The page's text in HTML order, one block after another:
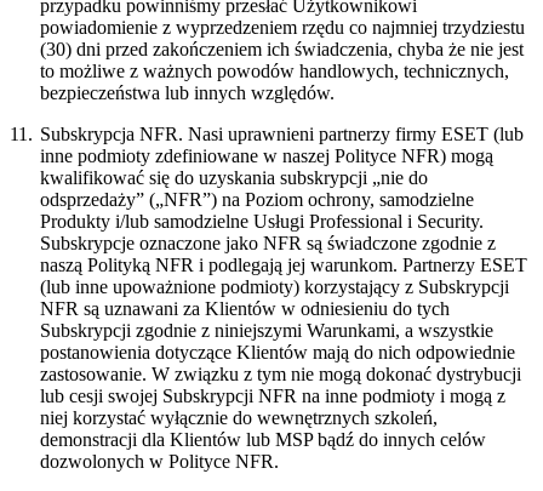
przypadku powinniśmy przesłać Użytkownikowi
powiadomienie z wyprzedzeniem rzędu co najmniej trzydziestu
(30) dni przed zakończeniem ich świadczenia, chyba że nie jest
to możliwe z ważnych powodów handlowych, technicznych,
bezpieczeństwa lub innych względów.
11. Subskrypcja NFR. Nasi uprawnieni partnerzy firmy ESET (lub
inne podmioty zdefiniowane w naszej Polityce NFR) mogą
kwalifikować się do uzyskania subskrypcji „nie do
odsprzedaży” („NFR”) na Poziom ochrony, samodzielne
Produkty i/lub samodzielne Usługi Professional i Security.
Subskrypcje oznaczone jako NFR są świadczone zgodnie z
naszą Polityką NFR i podlegają jej warunkom. Partnerzy ESET
(lub inne upoważnione podmioty) korzystający z Subskrypcji
NFR są uznawani za Klientów w odniesieniu do tych
Subskrypcji zgodnie z niniejszymi Warunkami, a wszystkie
postanowienia dotyczące Klientów mają do nich odpowiednie
zastosowanie. W związku z tym nie mogą dokonać dystrybucji
lub cesji swojej Subskrypcji NFR na inne podmioty i mogą z
niej korzystać wyłącznie do wewnętrznych szkoleń,
demonstracji dla Klientów lub MSP bądź do innych celów
dozwolonych w Polityce NFR.